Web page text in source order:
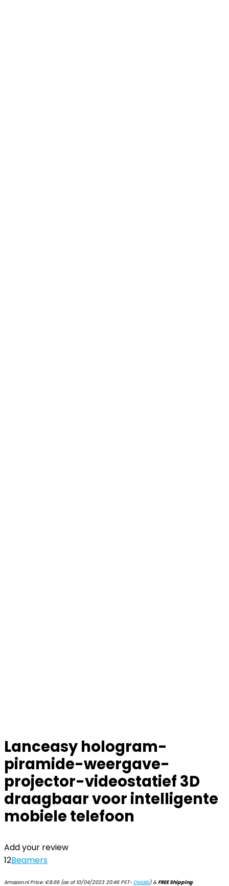
Lanceasy hologram-
piramide-weergave-
projector-videostatief 3D
draagbaar voor intelligente
mobiele telefoon
Add your review
12Beamers
Amazon.nl Price: €8.66(as of 10/04/2023 20:46 PST-Details)&FREE Shipping.